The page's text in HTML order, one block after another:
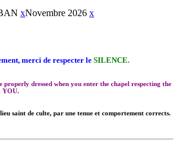
xNovembre 2026 x
merci de respecter le SILENCE.
properly dressed when you enter the chapel respecting the
YOU.
saint de culte, par une tenue et comportement corrects.